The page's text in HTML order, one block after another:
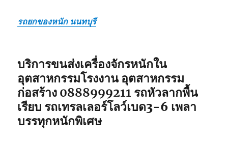
รถยกของหนัก นนทบุรี
บริการขนส่งเครื่องจักรหนักใน
อุตสาหกรรมโรงงาน อุตสาหกรรม
ก่อสร้าง 0888999211 รถหัวลากพื้น
เรียบ รถเทรลเลอร์โลว์เบด3-6 เพลา
บรรทุกหนักพิเศษ